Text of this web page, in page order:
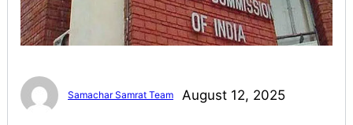
Samachar Samrat Team August 12, 2025